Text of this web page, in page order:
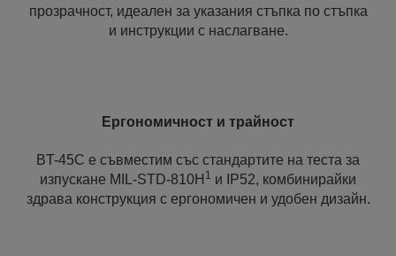
прозрачност, идеален за указания стъпка по стъпка
и инструкции с наслагване.
Ергономичност и трайност
BT-45C е съвместим със стандартите на теста за
изпускане MIL-STD-810H 1 и IP52, комбинирайки
здрава конструкция с ергономичен и удобен дизайн.